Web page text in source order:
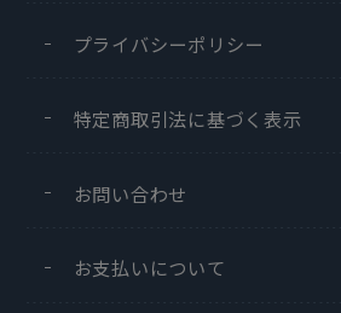
プライバシーポリシー
特定商取引法に基づく表示
お問い合わせ
お支払いについて